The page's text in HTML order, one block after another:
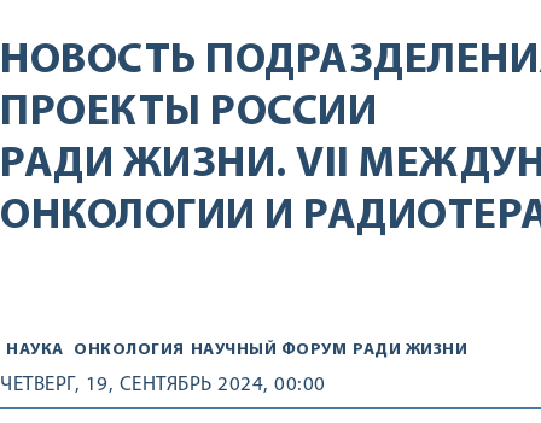
НОВОСТЬ
ПРОЕКТЫ РОССИИ
РАДИ ЖИЗНИ. VII
ОНКОЛОГИИ И
НАУКА ОНКОЛОГИЯ НАУЧНЫЙ ФОРУМ РАДИ ЖИЗНИ
ЧЕТВЕРГ, 19, СЕНТЯБРЬ 2024, 00:00